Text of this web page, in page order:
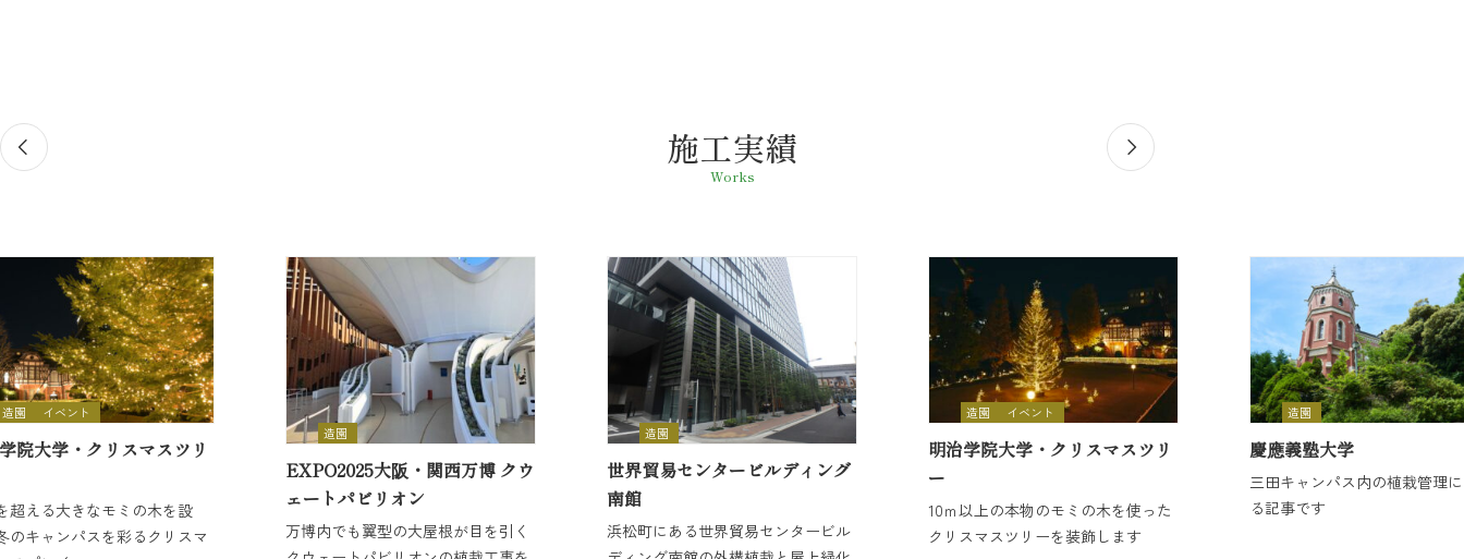
施工実績
Works
造園 イベント
院大学・クリスマスツリ
超える大きなモミの木を設
のキャンパスを彩るクリスマ
造園
EXPO2025大阪・関西万博 クウ
ェートパビリオン
万博内でも翼型の大屋根が目を引く
造園
世界貿易センタービルディング
南館
浜松町にある世界貿易センタービル
造園 イベント
明治学院大学・クリスマスツリ
ー
10ｍ以上の本物のモミの木を使った
クリスマスツリーを装飾します
造園
慶應義塾大学
三田キャンパス内の植栽管理
る記事です